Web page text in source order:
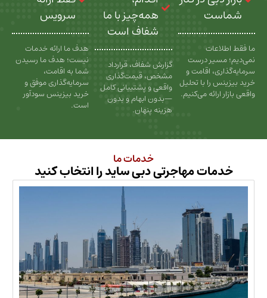
درست
اقامت و
با تحلیل
می‌کنیم.
همه‌چیز با ما
شفاف است
گزارش شفاف، قرارداد
مشخص، قیمت‌گذاری
واقعی و پشتیبانی کامل
—بدون ابهام و بدون
سرویس
هدف ما ارائه خدمات
نیست؛ هدف ما رسیدن
شما به اقامت،
سرمایه‌گذاری موفق و
خرید بیزینس سودآور
است.
مهاجرتی دبی ساید را انتخاب کنید